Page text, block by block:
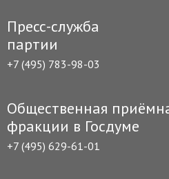
Пресс-служба
партии
+7 (495) 783-98-03
Общественная
фракции в Госдуме
+7 (495) 629-61-01